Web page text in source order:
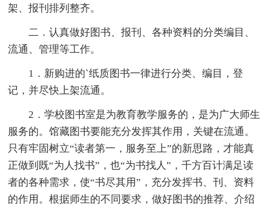
架、报刊排列整齐。
二．认真做好图书、报刊、各种资料的分类编目、
流通、管理等工作。
1．新购进的`纸质图书一律进行分类、编目，登
记，并尽快上架流通。
2．学校图书室是为教育教学服务的，是为广大师生
服务的。馆藏图书要能充分发挥其作用，关键在流通。
只有牢固树立“读者第一，服务至上”的新思路，才能真
正做到既“为人找书”，也“为书找人”，千方百计满足读
者的各种需求，使“书尽其用”，充分发挥书、刊、资料
的作用。根据师生的不同要求，做好图书的推荐、介绍